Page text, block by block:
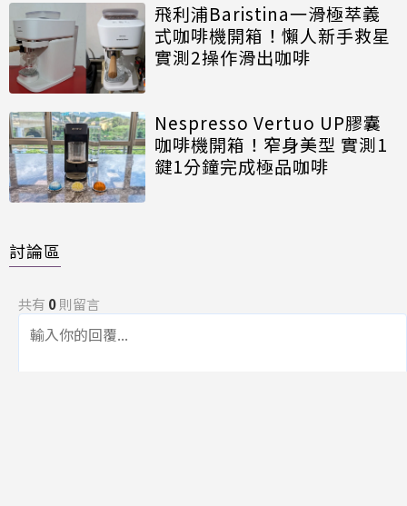
飛利浦Baristina一滑極萃義
式咖啡機開箱！懶人新手救星
實測2操作滑出咖啡
Nespresso Vertuo UP膠囊
咖啡機開箱！窄身美型 實測1
鍵1分鐘完成極品咖啡
討論區
共有 0則留言